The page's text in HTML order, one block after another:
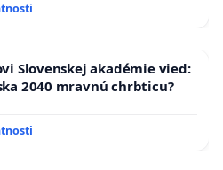
Slovenskej akadémie vied:
2040 mravnú chrbticu?